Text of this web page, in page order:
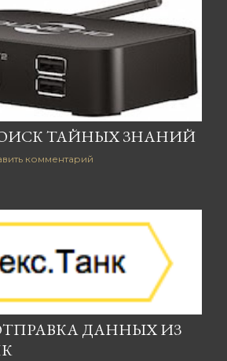
ТАЙНЫХ ЗНАНИЙ
комментарий
ОТПРАВКА ДАННЫХ ИЗ